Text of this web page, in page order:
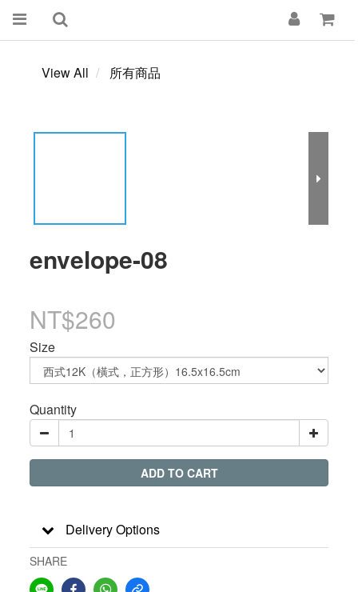
View All 所有商品
envelope-08
NT$260
Size
Quantity
ADD TO CART
Delivery Options
SHARE